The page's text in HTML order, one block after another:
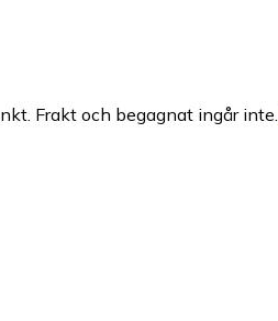
Frakt och begagnat ingår inte.